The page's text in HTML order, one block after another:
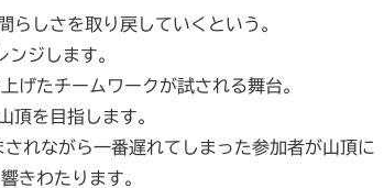
らしさを取り戻していくという。
ンジします。
げたチームワークが試される舞台。
頂を目指します。
れながら一番遅れてしまった参加者が山頂に
きわたります。